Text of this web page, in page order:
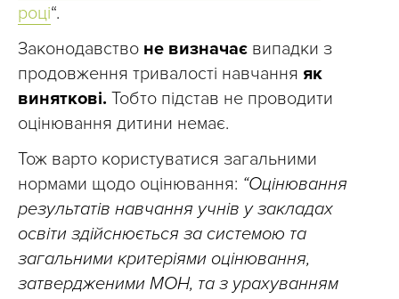
році“.
Законодавство не визначає випадки з
продовження тривалості навчання як
виняткові. Тобто підстав не проводити
оцінювання дитини немає.
Тож варто користуватися загальними
нормами щодо оцінювання: “Оцінювання
результатів навчання учнів у закладах
освіти здійснюється за системою та
загальними критеріями оцінювання,
затвердженими МОН, та з урахуванням